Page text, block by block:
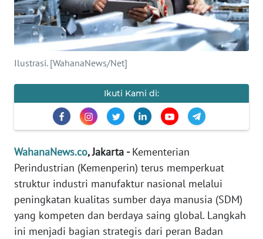
Ilustrasi. [WahanaNews/Net]
Ikuti Kami di:
WahanaNews.co, Jakarta -Kementerian
Perindustrian (Kemenperin) terus memperkuat
struktur industri manufaktur nasional melalui
peningkatan kualitas sumber daya manusia (SDM)
yang kompeten dan berdaya saing global. Langkah
ini menjadi bagian strategis dari peran Badan
SERBA-SERBI
PENDIDIKAN
EDITORIAL
Informasi
INDEKS
BERITA